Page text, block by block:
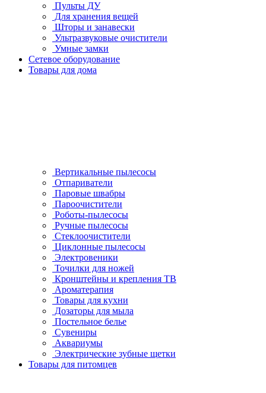
Пульты ДУ
Для хранения вещей
Шторы и занавески
Ультразвуковые очистители
Умные замки
Сетевое оборудование
Товары для дома
Вертикальные пылесосы
Отпариватели
Паровые швабры
Пароочистители
Роботы-пылесосы
Ручные пылесосы
Стеклоочистители
Циклонные пылесосы
Электровеники
Точилки для ножей
Кронштейны и крепления ТВ
Ароматерапия
Товары для кухни
Дозаторы для мыла
Постельное белье
Сувениры
Аквариумы
Электрические зубные щетки
Товары для питомцев